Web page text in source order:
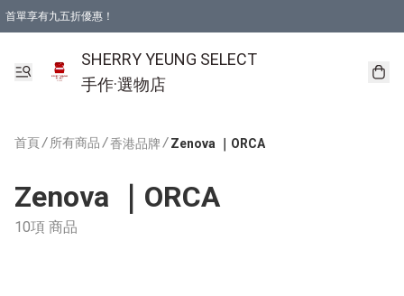
首單享有九五折優惠！
SHERRY YEUNG SELECT
手作·選物店
首頁/ 所有商品 /香港品牌 / Zenova ｜ORCA
Zenova ｜ORCA
10項 商品